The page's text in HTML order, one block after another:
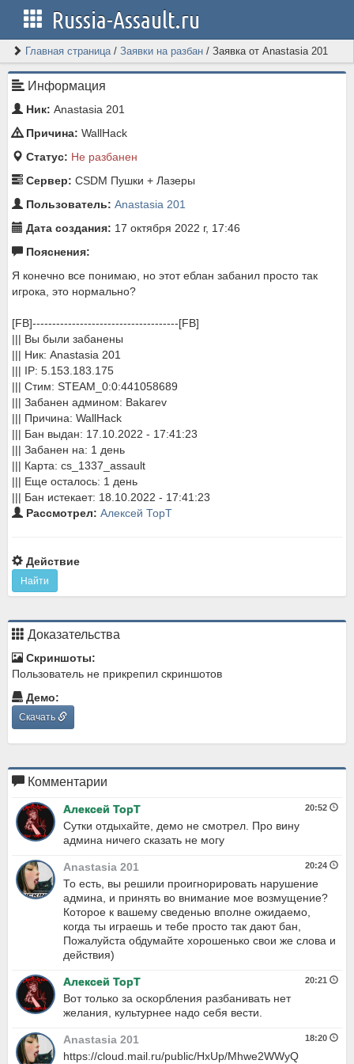
Russia-Assault.ru
Главная страница/ Заявки на разбан / Заявка от Anastasia 201
Информация
Ник: Anastasia 201
Причина: WallHack
Статус: Не разбанен
Сервер: CSDM Пушки + Лазеры
Пользователь: Anastasia 201
Дата создания: 17 октября 2022 г, 17:46
Пояснения:
Я конечно все понимаю, но этот еблан забанил просто так
игрока, это нормально?
[FB]-------------------------------------[FB]
||| Вы были забанены
||| Ник: Anastasia 201
||| IP: 5.153.183.175
||| Стим: STEAM_0:0:441058689
||| Забанен админом: Bakarev
||| Причина: WallHack
||| Бан выдан: 17.10.2022 - 17:41:23
||| Забанен на: 1 день
||| Карта: cs_1337_assault
||| Еще осталось: 1 день
||| Бан истекает: 18.10.2022 - 17:41:23
Рассмотрел: Алексей ТорТ
Действие
Найти
Доказательства
Скриншоты:
Пользователь не прикрепил скриншотов
Демо:
Скачать
Комментарии
Алексей ТорТ 20:52
Сутки отдыхайте, демо не смотрел. Про вину
админа ничего сказать не могу
Anastasia 201 20:24
То есть, вы решили проигнорировать нарушение
админа, и принять во внимание мое возмущение?
Которое к вашему сведенью вполне ожидаемо,
когда ты играешь и тебе просто так дают бан,
Пожалуйста обдумайте хорошенько свои же слова и
действия)
Алексей ТорТ 20:21
Вот только за оскорбления разбанивать нет
желания, культурнее надо себя вести.
Anastasia 201 18:20
https://cloud.mail.ru/public/HxUp/Mhwe2WWyQ